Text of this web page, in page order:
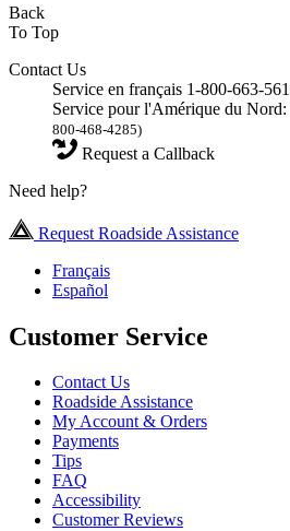
Back
To Top
Contact Us
Service en français 1-800-663-
Service pour l'Amérique du
800-468-4285)
Request a Callback
Need help?
Request Roadside Assistance
Français
Español
Customer Service
Contact Us
Roadside Assistance
My Account & Orders
Payments
Tips
FAQ
Accessibility
Customer Reviews